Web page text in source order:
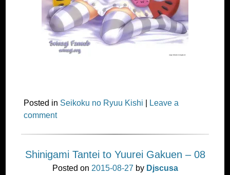
Posted in Seikoku no Ryuu Kishi
Leave a
comment
Shinigami Tantei to Yuurei Gakuen – 08
Posted on 2015-08-27 by Djscusa